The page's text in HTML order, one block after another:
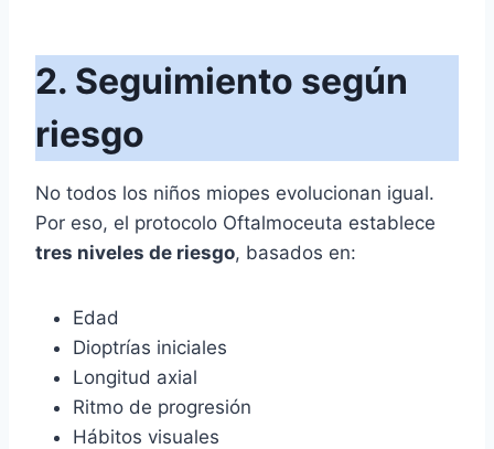
2. Seguimiento según
riesgo
No todos los niños miopes evolucionan igual.
Por eso, el protocolo Oftalmoceuta establece
tres niveles de riesgo, basados en:
Edad
Dioptrías iniciales
Longitud axial
Ritmo de progresión
Hábitos visuales